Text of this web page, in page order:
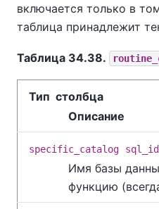
включается только в
таблица принадлежит
Таблица 34.38.
Тип столбца
Описание
specific_catalog
Имя базы
функцию